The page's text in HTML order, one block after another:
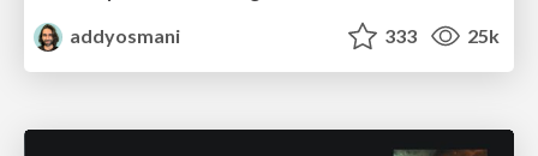
addyosmani
333 25k